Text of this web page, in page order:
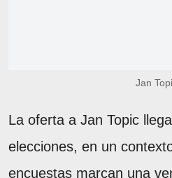
Jan
La oferta a Jan Topic
elecciones, en un
encuestas marcan una